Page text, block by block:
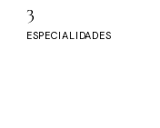
3
ESPECIALIDADES